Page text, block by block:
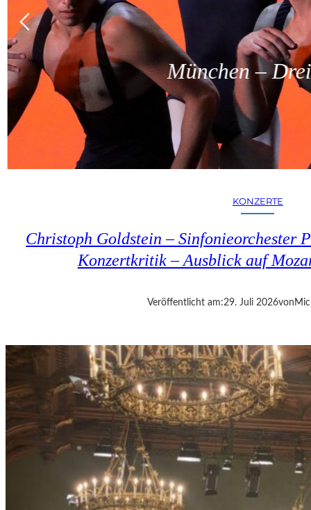
München –
KONZERTE
Christoph Goldstein – Sinfonieorchester
Konzertkritik – Ausblick auf
Veröffentlicht am:29. Juli 2026von